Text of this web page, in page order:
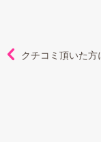
クチコミ頂いた